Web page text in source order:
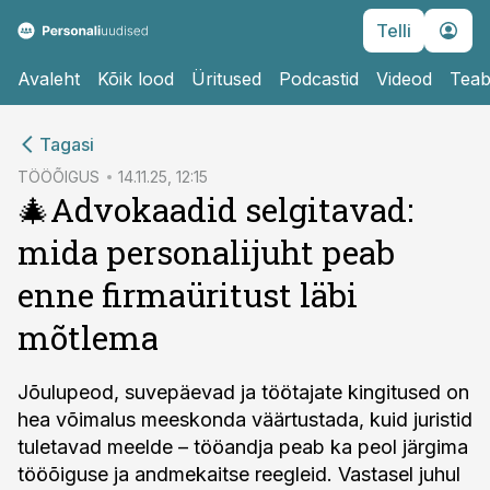
Telli
Avaleht Kõik lood Üritused Podcastid Videod
Tagasi
TÖÖÕIGUS 14.11.25, 12:15
🎄Advokaadid selgitavad:
mida personalijuht peab
enne firmaüritust läbi
mõtlema
Jõulupeod, suvepäevad ja töötajate kingitused on
hea võimalus meeskonda väärtustada, kuid juristid
tuletavad meelde – tööandja peab ka peol järgima
tööõiguse ja andmekaitse reegleid. Vastasel juhul